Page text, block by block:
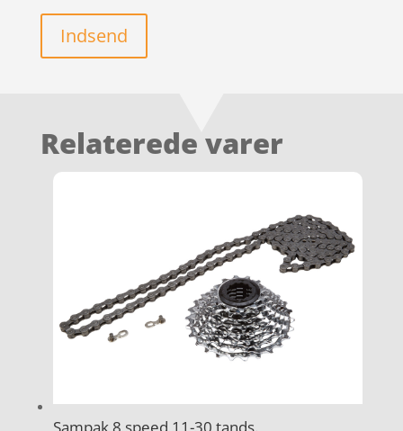
Indsend
Relaterede varer
Sampak 8 speed 11-30 tands.